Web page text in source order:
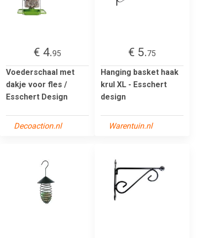
€ 4.95
Voederschaal met
dakje voor fles /
Esschert Design
Decoaction.nl
€ 5.75
Hanging basket haak
krul XL - Esschert
design
Warentuin.nl